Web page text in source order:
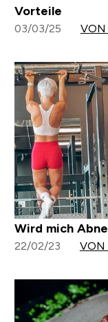
Vorteile
03/03/25 VON
Wird mich
22/02/23 VON